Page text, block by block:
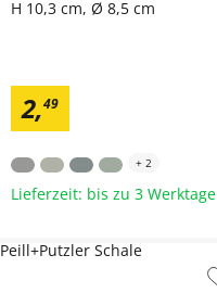
H 10,3 cm, Ø 8,5 cm
2,49
+ 2
Lieferzeit: bis zu 3 Werktage
Peill+Putzler Schale